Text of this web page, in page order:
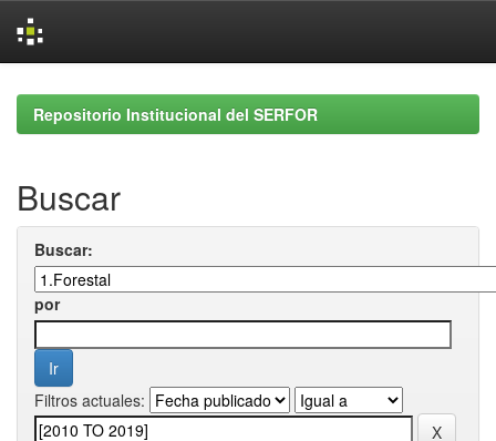
navigationRepositorio Institucional del SERFOR
Buscar
Buscar:
por
Filtros actuales: